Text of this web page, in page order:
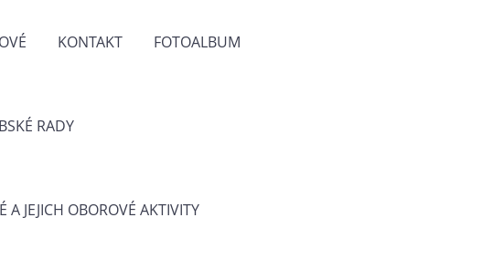
KONTAKT FOTOALBUM
RADY
A JEJICH OBOROVÉ AKTIVITY